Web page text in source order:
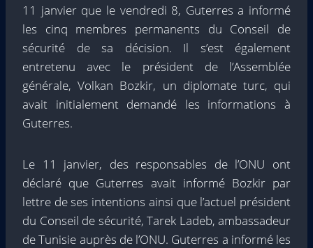
11 janvier que le vendredi 8, Guterres a informé
les cinq membres permanents du Conseil de
sécurité de sa décision. Il s’est également
entretenu avec le président de l’Assemblée
générale, Volkan Bozkir, un diplomate turc, qui
avait initialement demandé les informations à
Guterres.
Le 11 janvier, des responsables de l’ONU ont
déclaré que Guterres avait informé Bozkir par
lettre de ses intentions ainsi que l’actuel président
du Conseil de sécurité, Tarek Ladeb, ambassadeur
de Tunisie auprès de l’ONU. Guterres a informé les